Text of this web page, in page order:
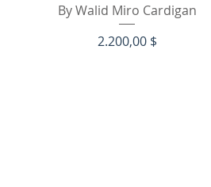
Schnellansicht
By Walid Miro Cardigan
Preis
2.200,00 $